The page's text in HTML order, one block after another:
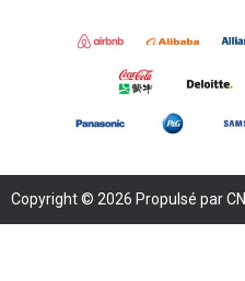
Copyright © 2026 Propulsé par